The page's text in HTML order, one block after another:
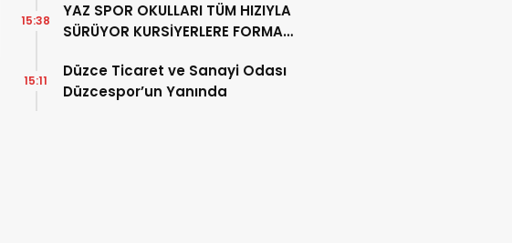
YAZ SPOR OKULLARI TÜM HIZIYLA
SÜRÜYOR KURSİYERLERE FORMA
15:38
Düzce Ticaret ve Sanayi Odası
Düzcespor’un Yanında
15:11